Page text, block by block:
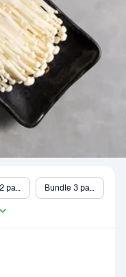
Bundle 2 pack Bundle 3 pack